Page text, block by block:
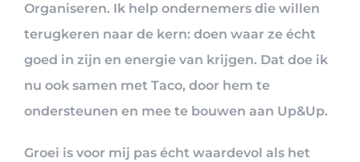
Organiseren. Ik help ondernemers die willen
terugkeren naar de kern: doen waar ze écht
goed in zijn en energie van krijgen. Dat doe ik
nu ook samen met Taco, door hem te
ondersteunen en mee te bouwen aan Up&Up.
Groei is voor mij pas écht waardevol als het